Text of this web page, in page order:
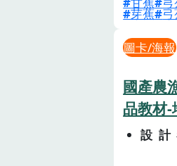
芽蕉
圖卡/海報
國產農
品教材-
設計